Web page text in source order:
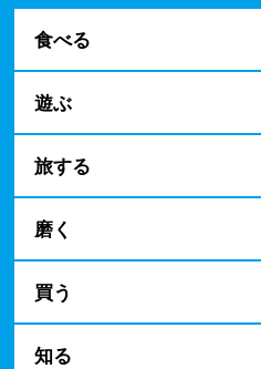
食べる
遊ぶ
旅する
磨く
買う
知る